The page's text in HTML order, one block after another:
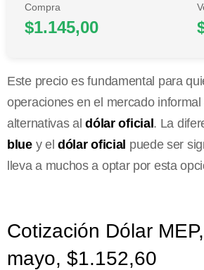
Compra
$1.145,00
Este precio es fundamental para
operaciones en el mercado informal
alternativas aldólar oficial. La
bluey eldólar oficial puede ser
lleva a muchos a optar por esta
Cotización Dólar
mayo, $1.152,60